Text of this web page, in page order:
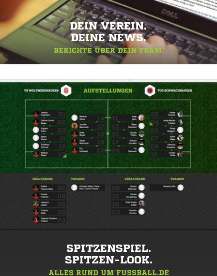
DEIN VEREIN.
DEINE NEWS.
BERICHTE ÜBER DEIN TEAM.
SPITZENSPIEL.
SPITZEN-LOOK.
ALLES RUND UM FUSSBALL.DE